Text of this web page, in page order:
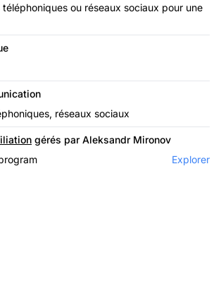
ou réseaux sociaux pour une
réseaux sociaux
gérés par Aleksandr Mironov
Explorer